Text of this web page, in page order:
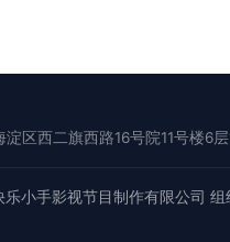
区西二旗西路16号院11号楼6层
乐小手影视节目制作有限公司 组